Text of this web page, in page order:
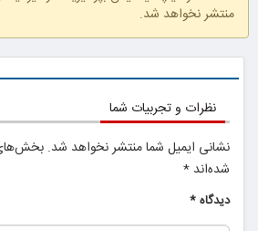
25% تخفیف
بلفاروپلاستی
منتشر نخواهد شد.
نظرات و تجربیات شما
نشانی ایمیل شما منتشر نخواهد شد. بخش‌های
شده‌اند *
دیدگاه*